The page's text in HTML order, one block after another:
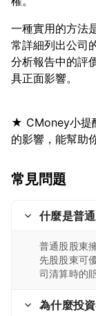
一種實用的方法
常詳細列出公司
分析報告中的評
★ CMoney小提
常見問題
什麼是普
普通股股東
先股股東可
司清算時的
為什麼投